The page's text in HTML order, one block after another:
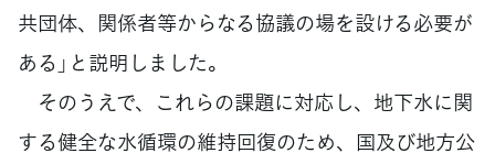
共団体、関係者等からなる協議の場を設ける必要が
ある」と説明しました。
そのうえで、これらの課題に対応し、地下水に関
する健全な水循環の維持回復のため、国及び地方公